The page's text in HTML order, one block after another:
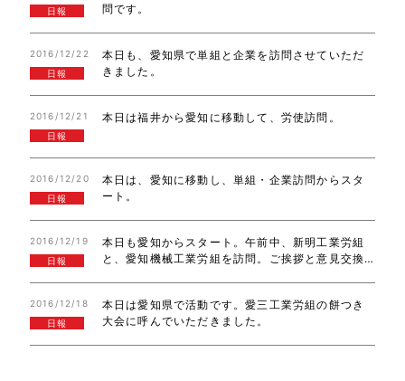
日報
問です。
2016/12/22
日報
本日も、愛知県で単組と企業を訪問させていただ
きました。
2016/12/21
日報
本日は福井から愛知に移動して、労使訪問。
2016/12/20
日報
本日は、愛知に移動し、単組・企業訪問からスタ
ート。
2016/12/19
日報
本日も愛知からスタート。午前中、新明工業労組
と、愛知機械工業労組を訪問。ご挨拶と意見交換
2016/12/18
日報
本日は愛知県で活動です。愛三工業労組の餅つき
大会に呼んでいただきました。